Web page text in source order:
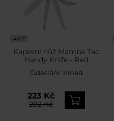
AKCE
Kapesní nůž Mamba Tac
Handy Knife - Red
Odeslání: Ihned
223 Kč
282 Kč